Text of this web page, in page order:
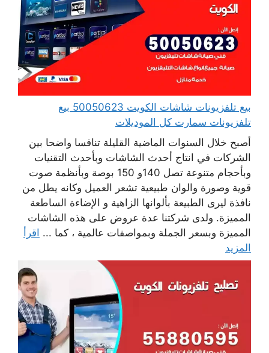
بيع تلفزيونات شاشات الكويت 50050623 بيع
تلفزيونات سمارت كل الموديلات
أصبح خلال السنوات الماضية القليلة تنافسا واضحا بين
الشركات في انتاج أحدث الشاشات وبأحدث التقنيات
وبأحجام متنوعة تصل 140و 150 بوصة وبأنظمة صوت
قوية وصورة والوان طبيعية تشعر العميل وكانه يطل من
نافذة ليرى الطبيعة بألوانها الزاهية و الإضاءة الساطعة
المميزة. ولدى شركتنا عدة عروض على هذه الشاشات
المميزة وبسعر الجملة وبمواصفات عالمية ، كما ... اقرأ
المزيد